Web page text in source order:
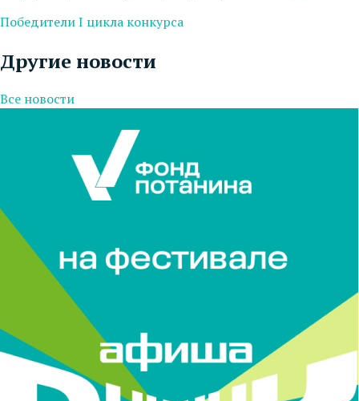
Победители I цикла конкурса
Другие новости
Все новости